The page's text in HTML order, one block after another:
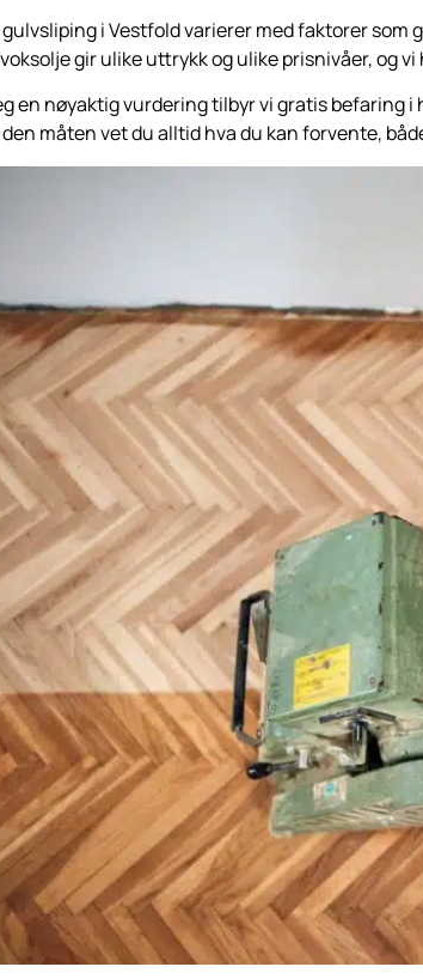
gulvsliping i Vestfold varierer med faktorer
gir ulike uttrykk og ulike prisnivåer, og
en nøyaktig vurdering tilbyr vi gratis befaring
måten vet du alltid hva du kan forvente,